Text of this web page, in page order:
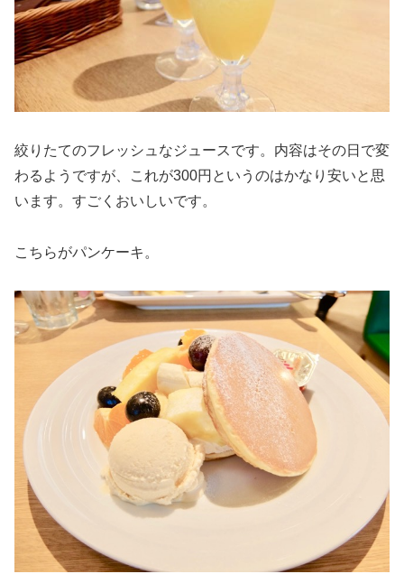
絞りたてのフレッシュなジュースです。内容はその日で変
わるようですが、これが300円というのはかなり安いと思
います。すごくおいしいです。
こちらがパンケーキ。